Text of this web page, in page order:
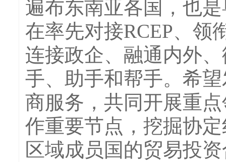
遍布东南亚各国，也
在率先对接RCEP、领
连接政企、融通内外
手、助手和帮手。希
商服务，共同开展重
作重要节点，挖掘协
区域成员国的贸易投